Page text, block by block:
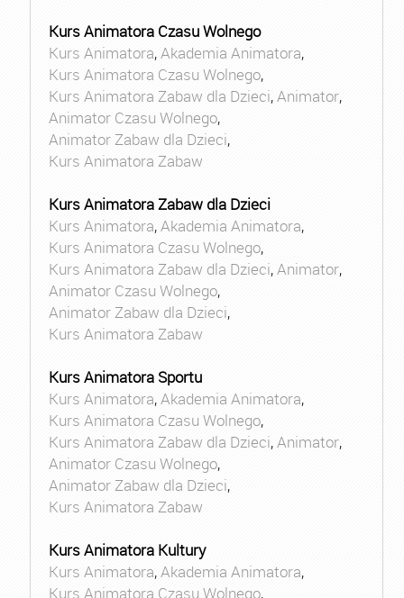
Kurs Animatora Czasu Wolnego
Kurs Animatora,Akademia Animatora,
Kurs Animatora Czasu Wolnego,
Kurs Animatora Zabaw dla Dzieci,Animator,
Animator Czasu Wolnego,
Animator Zabaw dla Dzieci,
Kurs Animatora Zabaw
Kurs Animatora Zabaw dla Dzieci
Kurs Animatora,Akademia Animatora,
Kurs Animatora Czasu Wolnego,
Kurs Animatora Zabaw dla Dzieci,Animator,
Animator Czasu Wolnego,
Animator Zabaw dla Dzieci,
Kurs Animatora Zabaw
Kurs Animatora Sportu
Kurs Animatora,Akademia Animatora,
Kurs Animatora Czasu Wolnego,
Kurs Animatora Zabaw dla Dzieci,Animator,
Animator Czasu Wolnego,
Animator Zabaw dla Dzieci,
Kurs Animatora Zabaw
Kurs Animatora Kultury
Kurs Animatora,Akademia Animatora,
Kurs Animatora Czasu Wolnego,